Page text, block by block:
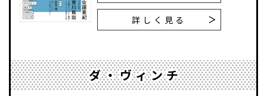
詳しく見る
ダ・ヴィンチ